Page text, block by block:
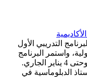
2016، فعاليات البرنامج التدريبي الأول
واستمر البرنامج
فترة 6 أيام، خلال الفترة 28 ديسمبر 2015 وحتى 4 يناير الجاري.
الدبلوماسية في